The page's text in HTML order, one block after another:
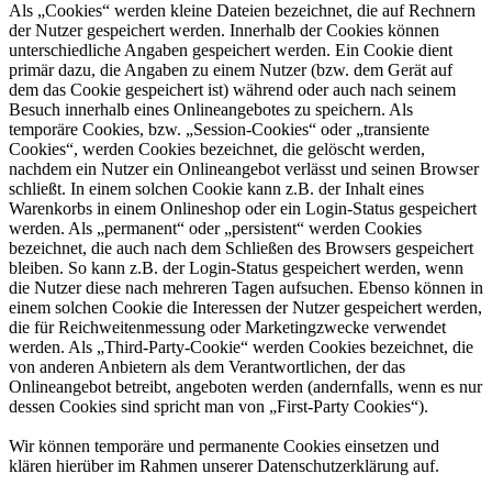
Als „Cookies“ werden kleine Dateien bezeichnet, die auf Rechnern
der Nutzer gespeichert werden. Innerhalb der Cookies können
unterschiedliche Angaben gespeichert werden. Ein Cookie dient
primär dazu, die Angaben zu einem Nutzer (bzw. dem Gerät auf
dem das Cookie gespeichert ist) während oder auch nach seinem
Besuch innerhalb eines Onlineangebotes zu speichern. Als
temporäre Cookies, bzw. „Session-Cookies“ oder „transiente
Cookies“, werden Cookies bezeichnet, die gelöscht werden,
nachdem ein Nutzer ein Onlineangebot verlässt und seinen Browser
schließt. In einem solchen Cookie kann z.B. der Inhalt eines
Warenkorbs in einem Onlineshop oder ein Login-Status gespeichert
werden. Als „permanent“ oder „persistent“ werden Cookies
bezeichnet, die auch nach dem Schließen des Browsers gespeichert
bleiben. So kann z.B. der Login-Status gespeichert werden, wenn
die Nutzer diese nach mehreren Tagen aufsuchen. Ebenso können in
einem solchen Cookie die Interessen der Nutzer gespeichert werden,
die für Reichweitenmessung oder Marketingzwecke verwendet
werden. Als „Third-Party-Cookie“ werden Cookies bezeichnet, die
von anderen Anbietern als dem Verantwortlichen, der das
Onlineangebot betreibt, angeboten werden (andernfalls, wenn es nur
dessen Cookies sind spricht man von „First-Party Cookies“).
Wir können temporäre und permanente Cookies einsetzen und
klären hierüber im Rahmen unserer Datenschutzerklärung auf.